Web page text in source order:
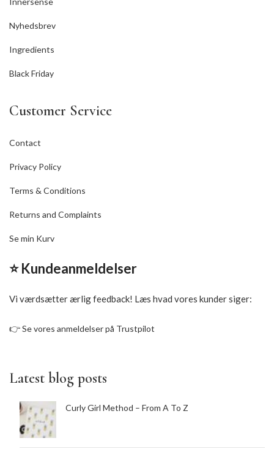
Nyhedsbrev
Ingredients
Black Friday
Customer Service
Contact
Privacy Policy
Terms & Conditions
Returns and Complaints
Se min Kurv
⭐ Kundeanmeldelser
Vi værdsætter ærlig feedback! Læs hvad vores kunder siger:
👉Se vores anmeldelser på Trustpilot
Latest blog posts
Curly Girl Method – From A To Z